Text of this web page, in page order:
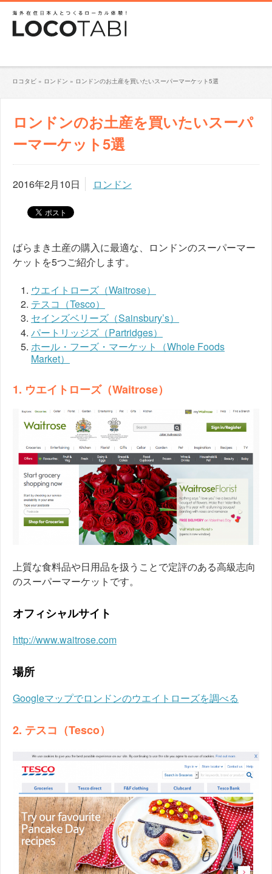
ロコタビ » ロンドン » ロンドンのお土産を買いたいスーパーマーケット5選
ロンドンのお土産を買いたいスーパ
ーマーケット5選
2016年2月10日 ロンドン
ばらまき土産の購入に最適な、ロンドンのスーパーマー
ケットを5つご紹介します。
ウエイトローズ（Waitrose）
テスコ（Tesco）
セインズベリーズ（Sainsbury’s）
パートリッジズ（Partridges）
ホール・フーズ・マーケット（Whole Foods
Market）
1. ウエイトローズ（Waitrose）
上質な食料品や日用品を扱うことで定評のある高級志向
のスーパーマーケットです。
オフィシャルサイト
http://www.waitrose.com
場所
Googleマップでロンドンのウエイトローズを調べる
2. テスコ（Tesco）